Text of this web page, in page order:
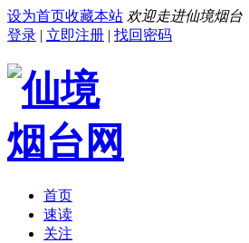
设为首页收藏本站 欢迎走进仙境烟台
登录 | 立即注册 | 找回密码
首页
速读
关注